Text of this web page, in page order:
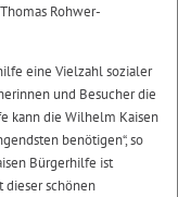
Rohwer-
eine Vielzahl sozialer
und Besucher die
kann die Wilhelm Kaisen
benötigen“, so
Bürgerhilfe ist
dieser schönen